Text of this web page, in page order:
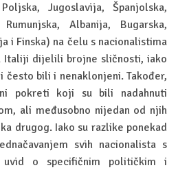
Jugoslavija, Španjolska,
Albanija, Bugarska,
i Finska) na čelu s nacionalistima
Italiji dijelili brojne sličnosti, iako
često bili i nenaklonjeni. Također,
pokreti koji su bili nadahnuti
ali međusobno nijedan od njih
drugog. Iako su razlike ponekad
svih nacionalista s
uvid o specifičnim političkim i